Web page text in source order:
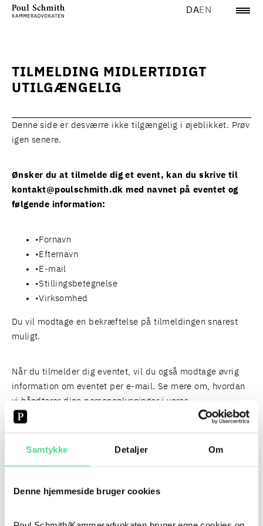
Samtykke Detaljer Om
Denne hjemmeside bruger cookies
DAEN
TILMELDING MIDLERTIDIGT
UTILGÆNGELIG
Denne side er desværre ikke tilgængelig i øjeblikket. Prøv
igen senere.
Ønsker du at tilmelde dig et event, kan du skrive til
kontakt@poulschmith.dk med navnet på eventet og
følgende information:
Fornavn
Efternavn
E-mail
Stillingsbetegnelse
Virksomhed
Du vil modtage en bekræftelse på tilmeldingen snarest
muligt.
Når du tilmelder dig eventet, vil du også modtage øvrig
information om eventet per e-mail. Se mere om, hvordan
vi håndterer dine personoplysninger i vores
databeskyttelsespolitik
PERSONER
FIND HER